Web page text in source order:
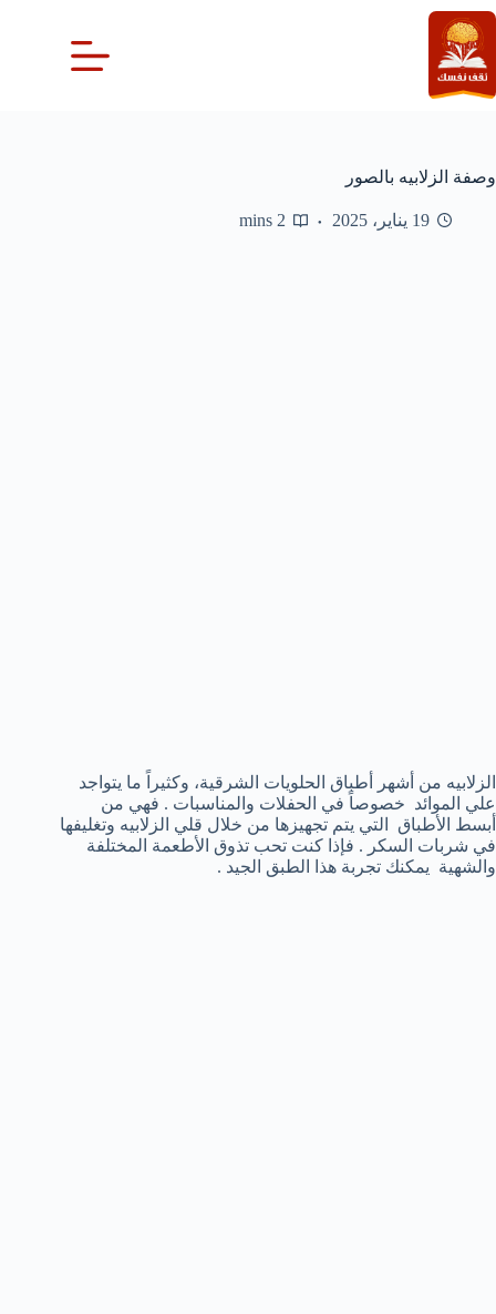
التجاوز
إلى
المحتوى
وصفة الزلابيه بالصور
19 يناير، 2025 2 mins
الزلابيه من أشهر أطباق الحلويات الشرقية، وكثيراً ما يتواجد
علي الموائد خصوصاً في الحفلات والمناسبات . فهي من
أبسط الأطباق التي يتم تجهيزها من خلال قلي الزلابيه وتغليفها
في شربات السكر . فإذا كنت تحب تذوق الأطعمة المختلفة
والشهية يمكنك تجربة هذا الطبق الجيد .